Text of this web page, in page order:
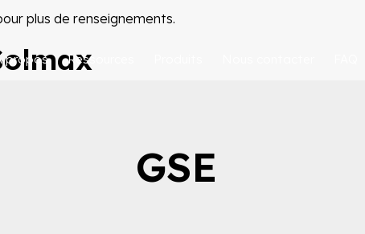
plus de renseignements.
propos Ressources
GSE